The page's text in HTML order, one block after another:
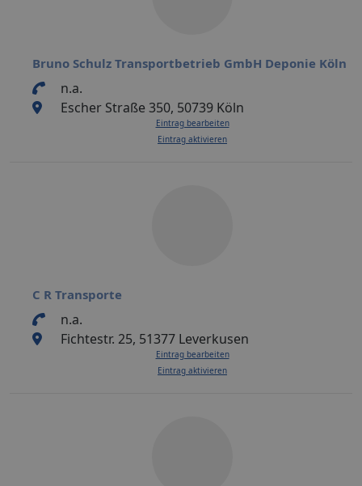
Bruno Schulz Transportbetrieb GmbH Deponie Köln
n.a.
Escher Straße 350, 50739 Köln
Eintrag bearbeiten
Eintrag aktivieren
C R Transporte
n.a.
Fichtestr. 25, 51377 Leverkusen
Eintrag bearbeiten
Eintrag aktivieren